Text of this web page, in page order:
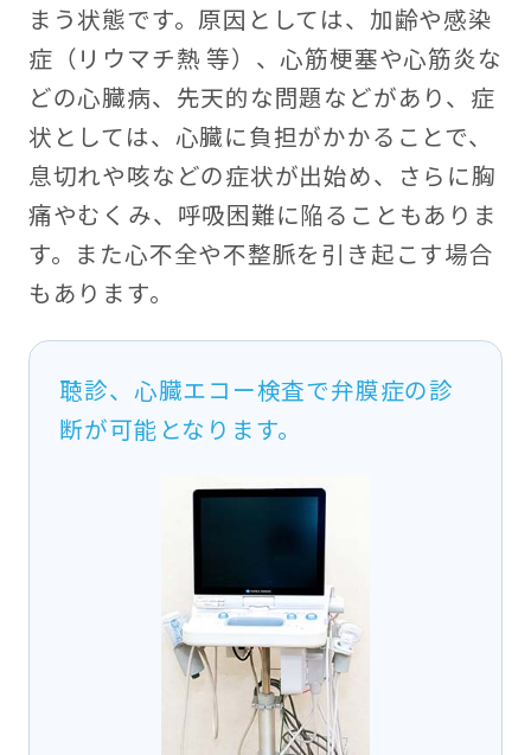
まう状態です。原因としては、加齢や感染
症（リウマチ熱 等）、心筋梗塞や心筋炎な
どの心臓病、先天的な問題などがあり、症
状としては、心臓に負担がかかることで、
息切れや咳などの症状が出始め、さらに胸
痛やむくみ、呼吸困難に陥ることもありま
す。また心不全や不整脈を引き起こす場合
もあります。
聴診、心臓エコー検査で弁膜症の診
断が可能となります。